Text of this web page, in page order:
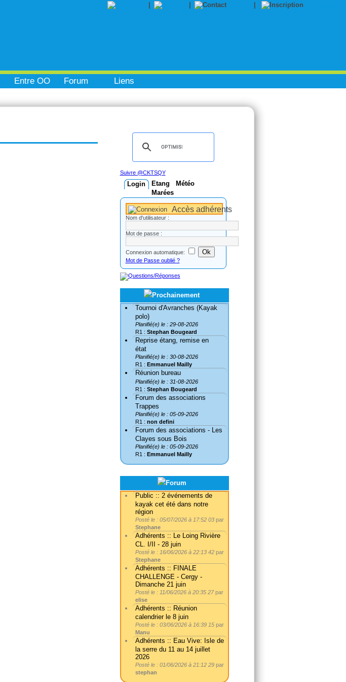
Entre OO Forum Liens
Suivre @CKTSQY
Login Etang
Météo
Marées
Accès adhérents
Nom d'utilisateur :
Mot de passe :
Connexion automatique:
Mot de Passe oublié ?
Tournoi d'Avranches (Kayak
polo)
Planifié(e) le : 29-08-2026
R1 : Stephan Bougeard
Reprise étang, remise en
état
Planifié(e) le : 30-08-2026
R1 : Emmanuel Mailly
Réunion bureau
Planifié(e) le : 31-08-2026
R1 : Stephan Bougeard
Forum des associations
Trappes
Planifié(e) le : 05-09-2026
R1 : non defini
Forum des associations - Les
Clayes sous Bois
Planifié(e) le : 05-09-2026
R1 : Emmanuel Mailly
Public :: 2 événements de
kayak cet été dans notre
région
Posté le : 05/07/2026 à 17:52 03 par
Stephane
Adhérents :: Le Loing Rivière
CL. I/II - 28 juin
Posté le : 16/06/2026 à 22:13 42 par
Stephane
Adhérents :: FINALE
CHALLENGE - Cergy -
Dimanche 21 juin
Posté le : 11/06/2026 à 20:35 27par
elise
Adhérents :: Réunion
calendrier le 8 juin
Posté le : 03/06/2026 à 16:39 15 par
Manu
Adhérents :: Eau Vive: Isle de
la serre du 11 au 14 juillet
2026
Posté le : 01/06/2026 à 21:12 29 par
stephan